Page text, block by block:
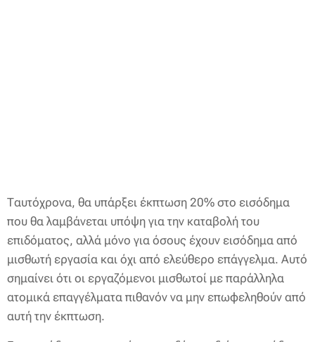
Ταυτόχρονα, θα υπάρξει έκπτωση 20% στο εισόδημα
που θα λαμβάνεται υπόψη για την καταβολή του
επιδόματος, αλλά μόνο για όσους έχουν εισόδημα από
μισθωτή εργασία και όχι από ελεύθερο επάγγελμα. Αυτό
σημαίνει ότι οι εργαζόμενοι μισθωτοί με παράλληλα
ατομικά επαγγέλματα πιθανόν να μην επωφεληθούν από
αυτή την έκπτωση.